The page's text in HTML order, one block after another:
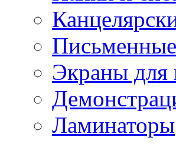
Экраны для
Ламинаторы